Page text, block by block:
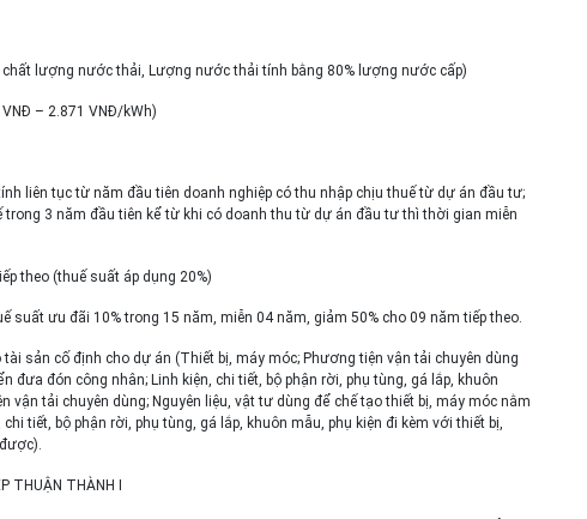
lượng nước thải, Lượng nước thải tính bằng 80% lượng nước cấp)
– 2.871 VNĐ/kWh)
liên tục từ năm đầu tiên doanh nghiệp có thu nhập chịu thuế từ dự án đầu tư;
3 năm đầu tiên kể từ khi có doanh thu từ dự án đầu tư thì thời gian miễn
theo (thuế suất áp dụng 20%)
suất ưu đãi 10% trong 15 năm, miễn 04 năm, giảm 50% cho 09 năm tiếp theo.
sản cố định cho dự án (Thiết bị, máy móc; Phương tiện vận tải chuyên dùng
đưa đón công nhân; Linh kiện, chi tiết, bộ phận rời, phụ tùng, gá lắp, khuôn
vận tải chuyên dùng; Nguyên liệu, vật tư dùng để chế tạo thiết bị, máy móc nằm
tiết, bộ phận rời, phụ tùng, gá lắp, khuôn mẫu, phụ kiện đi kèm với thiết bị,
THUẬN THÀNH I